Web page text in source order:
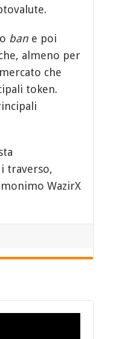
bane poi
almeno per
che
token.
traverso,
WazirX